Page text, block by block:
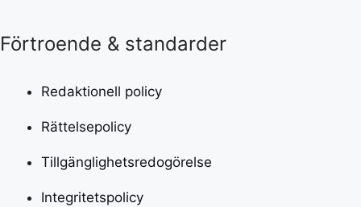
Förtroende & standarder
Redaktionell policy
Rättelsepolicy
Tillgänglighetsredogörelse
Integritetspolicy